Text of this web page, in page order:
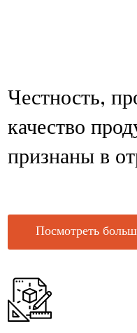
Честность,
качество
признаны в
Посмотреть